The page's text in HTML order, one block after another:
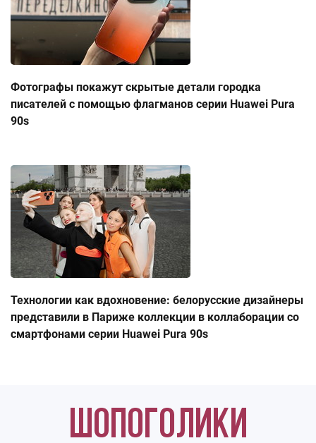
Фотографы покажут скрытые детали городка
писателей с помощью флагманов серии Huawei Pura
90s
Технологии как вдохновение: белорусские дизайнеры
представили в Париже коллекции в коллаборации со
смартфонами серии Huawei Pura 90s